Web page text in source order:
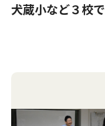
犬蔵小など３校で